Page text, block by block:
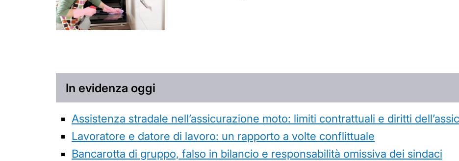
In evidenza oggi
Assistenza stradale nell’assicurazione moto: limiti contrattuali e diritti
Lavoratore e datore di lavoro: un rapporto a volte conflittuale
Bancarotta di gruppo, falso in bilancio e responsabilità omissiva dei sindaci